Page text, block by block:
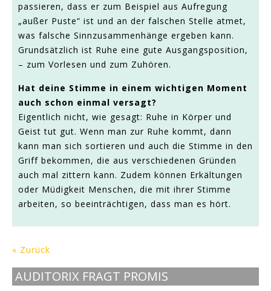
passieren, dass er zum Beispiel aus Aufregung
„außer Puste“ ist und an der falschen Stelle atmet,
was falsche Sinnzusammenhänge ergeben kann.
Grundsätzlich ist Ruhe eine gute Ausgangsposition,
– zum Vorlesen und zum Zuhören.
Hat deine Stimme in einem wichtigen Moment
auch schon einmal versagt?
Eigentlich nicht, wie gesagt: Ruhe in Körper und
Geist tut gut. Wenn man zur Ruhe kommt, dann
kann man sich sortieren und auch die Stimme in den
Griff bekommen, die aus verschiedenen Gründen
auch mal zittern kann. Zudem können Erkältungen
oder Müdigkeit Menschen, die mit ihrer Stimme
arbeiten, so beeinträchtigen, dass man es hört.
« Zurück
AUDITORIX FRAGT PROMIS